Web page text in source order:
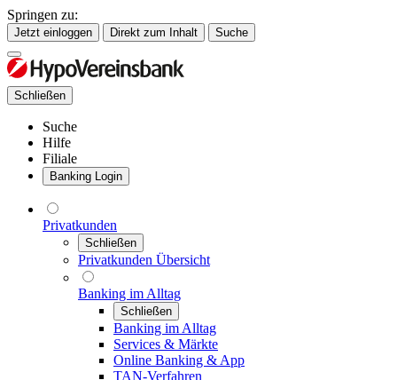
Springen zu:
Jetzt einloggen Direkt zum Inhalt Suche
Schließen
Suche
Hilfe
Filiale
Banking Login
Privatkunden
Schließen
Privatkunden Übersicht
Banking im Alltag
Schließen
Banking im Alltag
Services & Märkte
Online Banking & App
TAN-Verfahren